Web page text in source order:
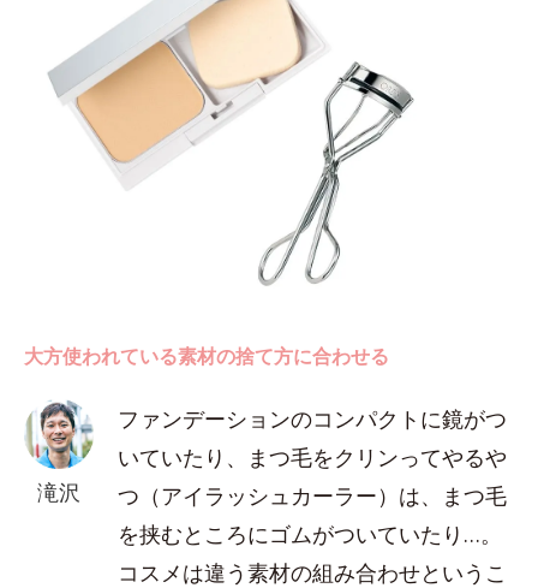
大方使われている素材の捨て方に合わせる
滝沢
ファンデーションのコンパクトに鏡がつ
いていたり、まつ毛をクリンってやるや
つ（アイラッシュカーラー）は、まつ毛
を挟むところにゴムがついていたり…。
コスメは違う素材の組み合わせというこ